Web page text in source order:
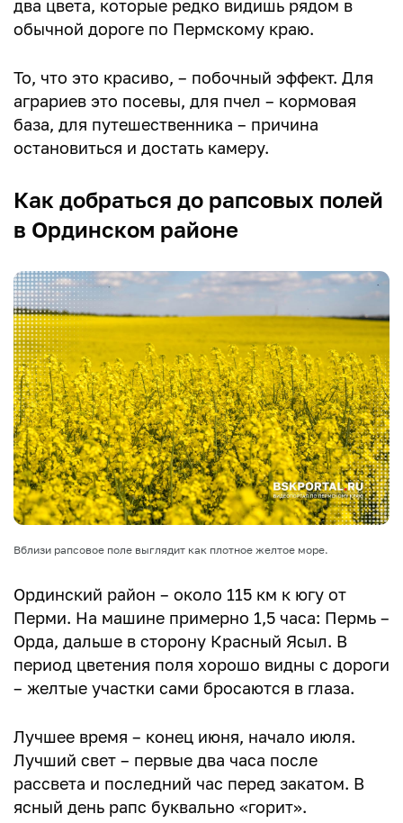
два цвета, которые редко видишь рядом в
обычной дороге по Пермскому краю.
То, что это красиво, – побочный эффект. Для
аграриев это посевы, для пчел – кормовая
база, для путешественника – причина
остановиться и достать камеру.
Как добраться до рапсовых полей
в Ординском районе
Вблизи рапсовое поле выглядит как плотное желтое море.
Ординский район – около 115 км к югу от
Перми. На машине примерно 1,5 часа: Пермь –
Орда, дальше в сторону Красный Ясыл. В
период цветения поля хорошо видны с дороги
– желтые участки сами бросаются в глаза.
Лучшее время – конец июня, начало июля.
Лучший свет – первые два часа после
рассвета и последний час перед закатом. В
ясный день рапс буквально «горит».